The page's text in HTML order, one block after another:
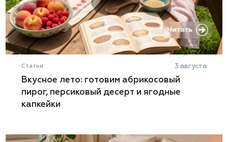
Статьи 3 августа
Вкусное лето: готовим абрикосовый
пирог, персиковый десерт и ягодные
капкейки